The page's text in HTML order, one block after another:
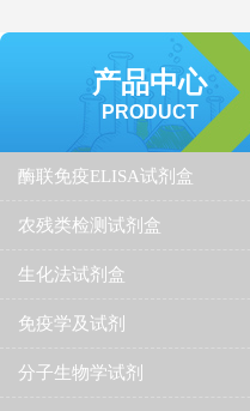
产品中心
PRODUCT
酶联免疫ELISA试剂盒
农残类检测试剂盒
生化法试剂盒
免疫学及试剂
分子生物学试剂